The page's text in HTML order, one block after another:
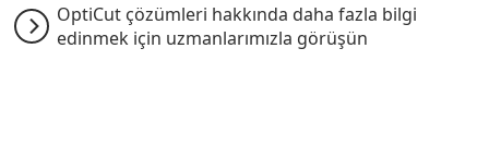
OptiCut çözümleri hakkında daha fazla bilgi
edinmek için uzmanlarımızla görüşün